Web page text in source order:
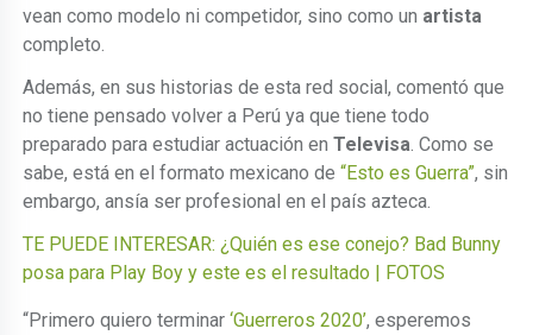
vean como modelo ni competidor, sino como un artista
completo.
Además, en sus historias de esta red social, comentó que
no tiene pensado volver a Perú ya que tiene todo
preparado para estudiar actuación enTelevisa . Como se
sabe, está en el formato mexicano de“Esto es Guerra”, sin
embargo, ansía ser profesional en el país azteca.
TE PUEDE INTERESAR: ¿Quién es ese conejo? Bad Bunny
posa para Play Boy y este es el resultado | FOTOS
“Primero quiero terminar‘Guerreros 2020’, esperemos